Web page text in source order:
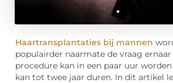
Haartransplantaties bij mannen
populairder naarmate de vraag
procedure kan in een paar uur
kan tot twee jaar duren. In dit artikel